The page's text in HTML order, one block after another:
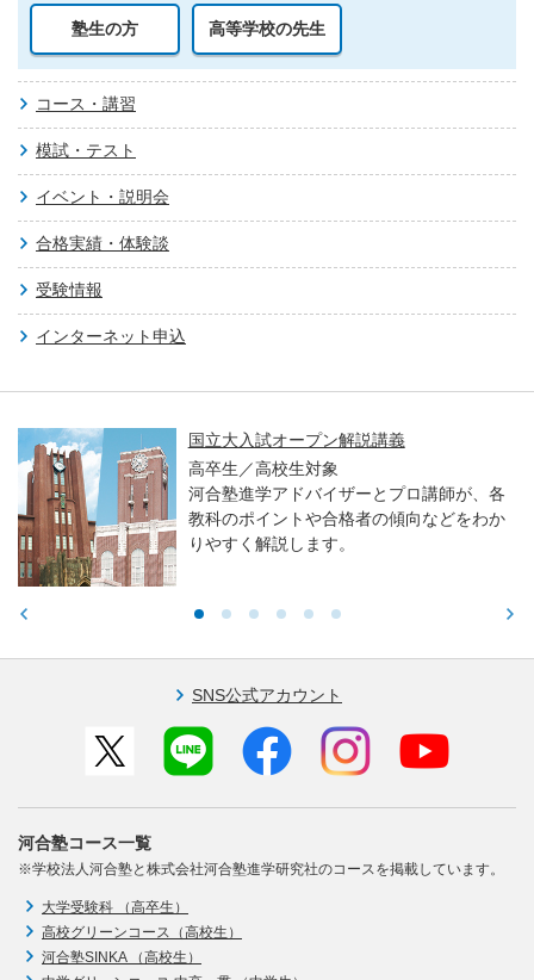
塾生の方 高等学校の先生
コース・講習
模試・テスト
イベント・説明会
合格実績・体験談
受験情報
インターネット申込
国立大入試オープン解説講義
高卒生／高校生対象
河合塾進学アドバイザーとプロ講師が、各
教科のポイントや合格者の傾向などをわか
りやすく解説します。
SNS公式アカウント
河合塾コース一覧
※学校法人河合塾と株式会社河合塾進学研究社のコースを掲載しています。
大学受験科 （高卒生）
高校グリーンコース（高校生）
河合塾SINKA （高校生）